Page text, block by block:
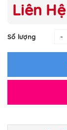
Liên Hệ
Số lượng -